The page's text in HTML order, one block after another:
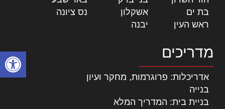
פתח
בת ים
אשקלון נס ציונה
ראש העין
יבנה
מדריכים
אדריכלות: פרוגרמות, מחקר ועיון
בנייה
בניית בית: המדריך המלא